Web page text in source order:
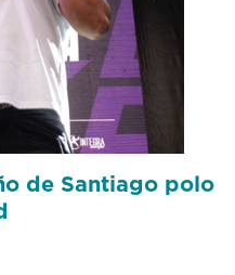
de Santiago polo